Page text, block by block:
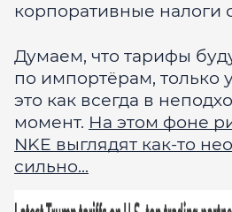
корпоративные налоги
Думаем, что тарифы
по импортёрам,
это как всегда в
момент. На этом фоне
NKE выглядят как-то
сильно...